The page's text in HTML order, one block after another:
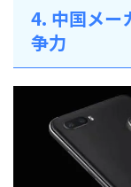
4. 中国メー
争力